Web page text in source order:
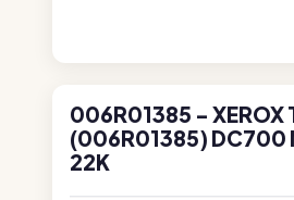
006R01385 - XEROX
(006R01385) DC700
22K